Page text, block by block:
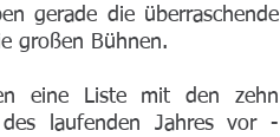
gerade die überraschende
großen Bühnen.
eine Liste mit den zehn
des laufenden Jahres vor -